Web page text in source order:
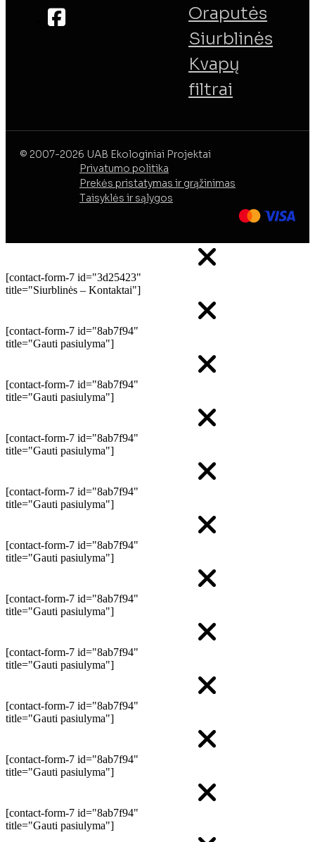
Oraputės
Siurblinės
Kvapų
filtrai
© 2007-2026 UAB Ekologiniai Projektai
Privatumo politika
Prekės pristatymas ir grąžinimas
Taisyklės ir sąlygos
[contact-form-7 id="3d25423"
title="Siurblinės – Kontaktai"]
[contact-form-7 id="8ab7f94"
title="Gauti pasiulyma"]
[contact-form-7 id="8ab7f94"
title="Gauti pasiulyma"]
[contact-form-7 id="8ab7f94"
title="Gauti pasiulyma"]
[contact-form-7 id="8ab7f94"
title="Gauti pasiulyma"]
[contact-form-7 id="8ab7f94"
title="Gauti pasiulyma"]
[contact-form-7 id="8ab7f94"
title="Gauti pasiulyma"]
[contact-form-7 id="8ab7f94"
title="Gauti pasiulyma"]
[contact-form-7 id="8ab7f94"
title="Gauti pasiulyma"]
[contact-form-7 id="8ab7f94"
title="Gauti pasiulyma"]
[contact-form-7 id="8ab7f94"
title="Gauti pasiulyma"]